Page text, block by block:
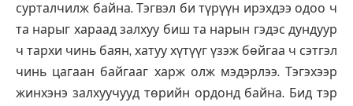
сурталчилж байна. Тэгвэл би түрүүн ирэхдээ одоо ч
та нарыг хараад залхуу биш та нарын гэдэс дундуур
ч тархи чинь баян, хатуу хүтүүг үзэж бөйгаа ч сэтгэл
чинь цагаан байгааг харж олж мэдэрлээ. Тэгэхээр
жинхэнэ залхуучууд төрийн ордонд байна. Бид тэр